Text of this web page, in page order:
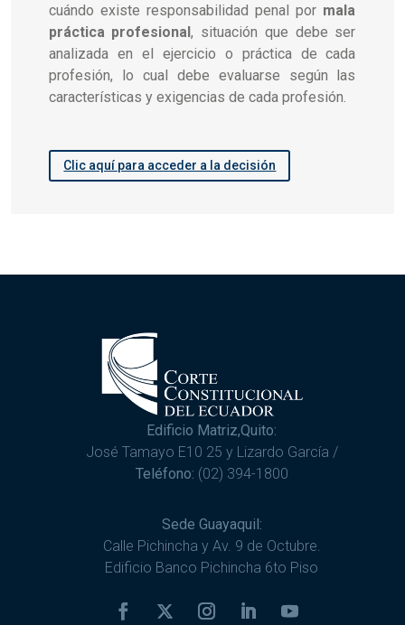
cuándo existe responsabilidad penal por mala
práctica profesional, situación que debe ser
analizada en el ejercicio o práctica de cada
profesión, lo cual debe evaluarse según las
características y exigencias de cada profesión.
Clic aquí para acceder a la decisión
Edificio Matriz,Quito:
José Tamayo E10 25 y Lizardo García /
Teléfono: (02) 394-1800
Sede Guayaquil:
Calle Pichincha y Av. 9 de Octubre.
Edificio Banco Pichincha 6to Piso